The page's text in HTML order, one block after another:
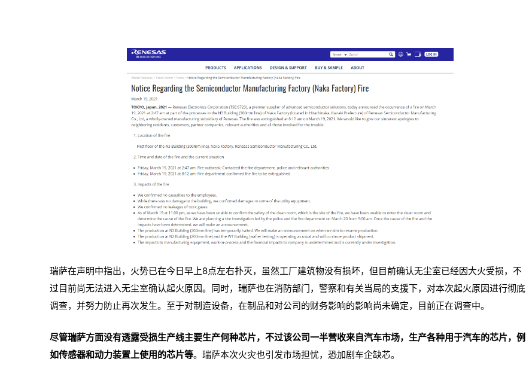
瑞萨在声明中指出，火势已在今日早上8点左右扑灭，虽然工厂建筑物没有损坏，但目前确认无尘室已经因大火受损，不
过目前尚无法进入无尘室确认起火原因。同时，瑞萨也在消防部门，警察和有关当局的支援下，对本次起火原因进行彻底
调查，并努力防止再次发生。至于对制造设备，在制品和对公司的财务影响的影响尚未确定，目前正在调查中。
尽管瑞萨方面没有透露受损生产线主要生产何种芯片，不过该公司一半营收来自汽车市场，生产各种用于汽车的芯片，例
如传感器和动力装置上使用的芯片等。瑞萨本次火灾也引发市场担忧，恐加剧车企缺芯。